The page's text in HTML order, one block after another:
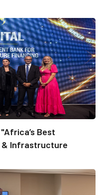
Best
& Infrastructure